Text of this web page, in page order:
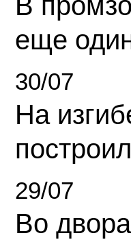
еще
30/07
На
29/07
Во